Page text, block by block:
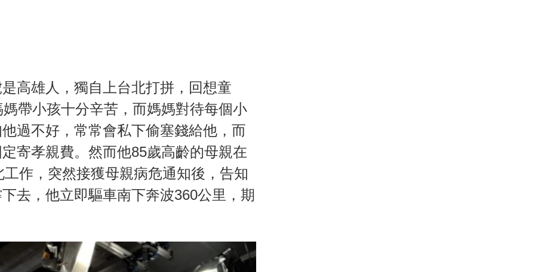
高雄人，獨自上台北打拼，回想童
帶小孩十分辛苦，而媽媽對待每個小
過不好，常常會私下偷塞錢給他，而
寄孝親費。然而他85歲高齡的母親在
作，突然接獲母親病危通知後，告知
去，他立即驅車南下奔波360公里，期